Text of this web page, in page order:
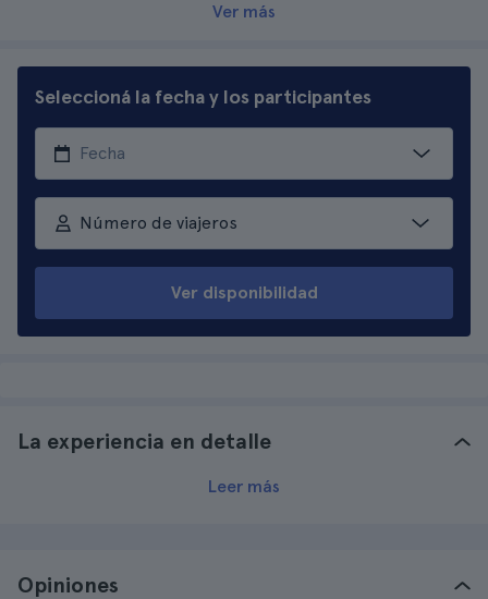
Ver más
Seleccioná la fecha y los participantes
Número de viajeros
Ver disponibilidad
La experiencia en detalle
Leer más
Opiniones